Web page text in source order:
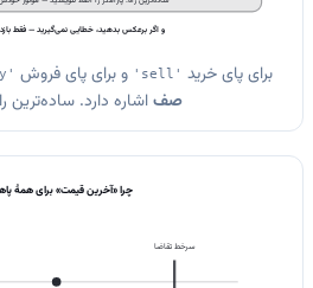
و اگر برعکس بدهید، خطایی نمی‌گیرید — فقط
برای پای خرید 'sell' و برای پای فروش
صفاشاره دارد. ساده‌ترین
چرا «آخرین قیمت» برای همهٔ
سرخط تقاضا